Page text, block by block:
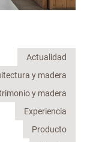
Actualidad
y madera
y madera
Experiencia
Producto